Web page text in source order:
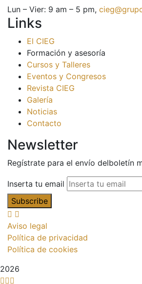
Lun – Vier: 9 am – 5 pm,
Links
El CIEG
Formación y asesoría
Cursos y Talleres
Eventos y Congresos
Revista CIEG
Galería
Noticias
Contacto
Newsletter
Regístrate para el envío delboletín
Inserta tu email
Aviso legal
Política de privacidad
Política de cookies
2026